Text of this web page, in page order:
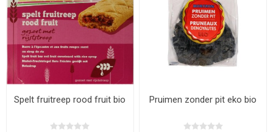
Spelt fruitreep rood fruit bio Pruimen zonder pit eko bio